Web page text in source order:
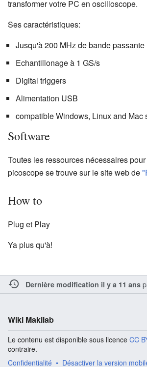
transformer votre PC en oscilloscope.
Ses caractéristiques:
Jusqu'à 200 MHz de bande passante
Echantillonage à 1 GS/s
Digital triggers
Alimentation USB
compatible Windows, Linux and Mac
Software
Toutes les ressources nécessaires
picoscope se trouve sur le site web de
How to
Plug et Play
Ya plus qu'à!
Dernière modification il y a 11 ans
Wiki Makilab
Le contenu est disponible sous licence CC
contraire.
Confidentialité
Désactiver la version